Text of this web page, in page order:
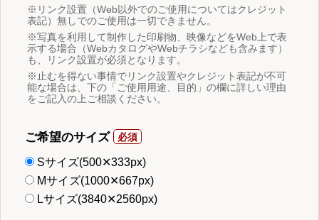
※リンク設置（Web以外でのご使用についてはクレジット
表記）無しでのご使用は一切できません。
※写真を利用して制作した印刷物、映像などをWeb上で表
示する場合（WebカタログやWebチラシなども含みます）
も、リンク設置が必須となります。
※止むを得ない事情でリンク設置やクレジット表記が不可
能な場合は、下の「ご使用用途、目的」の欄に詳しい理由
をご記入の上ご相談ください。
ご希望のサイズ
Sサイズ(500✕333px)
Mサイズ(1000✕667px)
Lサイズ(3840✕2560px)